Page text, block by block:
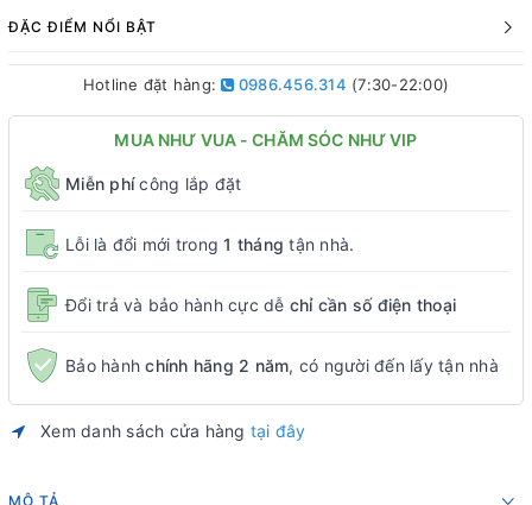
ĐẶC ĐIỂM NỔI BẬT
Hotline đặt hàng: 0986.456.314 (7:30-22:00)
MUA NHƯ VUA - CHĂM SÓC NHƯ VIP
Miễn phícông lắp đặt
Lỗi là đổi mới trong1 tháng tận nhà.
Đổi trả và bảo hành cực dễ chỉ cần số điện thoại
Bảo hànhchính hãng 2 năm, có người đến lấy tận nhà
Xem danh sách cửa hàng tại đây
MÔ TẢ